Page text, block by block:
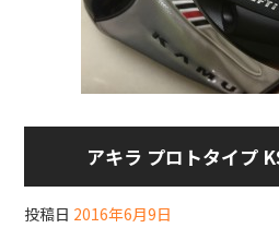
アキラ プロトタイプ
投稿日 2016年6月9日